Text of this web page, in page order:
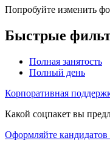
Попробуйте изменить
Быстрые
Полная занятость
Полный день
Корпоративная
Какой соцпакет вы
Оформляйте кандидатов